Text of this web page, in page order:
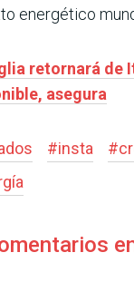
energético
retornará de
asegura
#insta #